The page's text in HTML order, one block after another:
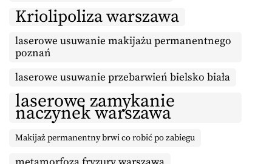
Kriolipoliza warszawa
laserowe usuwanie makijażu permanentnego
poznań
laserowe usuwanie przebarwień bielsko biała
laserowe zamykanie
naczynek warszawa
Makijaż permanentny brwi co robić po zabiegu